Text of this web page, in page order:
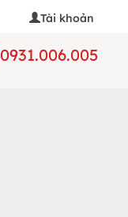
Tài khoản
0931.006.005